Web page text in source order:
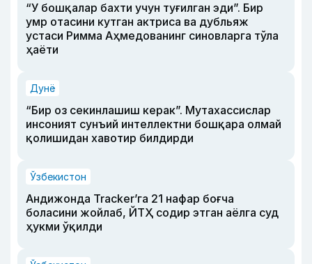
“У бошқалар бахти учун туғилган эди”. Бир
умр отасини кутган актриса ва дубльяж
устаси Римма Аҳмедованинг синовларга тўла
ҳаёти
Дунё
“Бир оз секинлашиш керак”. Мутахассислар
инсоният сунъий интеллектни бошқара олмай
қолишидан хавотир билдирди
Ўзбекистон
Андижонда Tracker’га 21 нафар боғча
боласини жойлаб, ЙТҲ содир этган аёлга суд
ҳукми ўқилди